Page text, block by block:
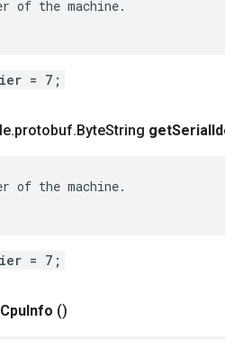
of the machine.
= 7;
.protobuf.ByteString getSerial
of the machine.
= 7;
CpuInfo ()